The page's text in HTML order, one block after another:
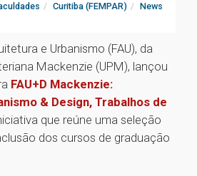
Curitiba (FEMPAR) News
e Urbanismo (FAU), da
Mackenzie (UPM), lançou
FAU+D Mackenzie:
& Design, Trabalhos de
que reúne uma seleção
dos cursos de graduação